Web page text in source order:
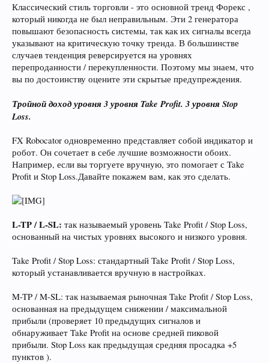
Классический стиль торговли - это основной тренд Форекс ,
который никогда не был неправильным. Эти 2 генератора
повышают безопасность системы, так как их сигналы всегда
указывают на критическую точку тренда. В большинстве
случаев тенденция реверсируется на уровнях
перепроданности / перекупленности. Поэтому мы знаем, что
вы по достоинству оцените эти скрытые предупреждения.
Тройной доход уровня 3 уровня Take Profit. 3 уровня Stop
Loss.
FX Robocator одновременно представляет собой индикатор и
робот. Он сочетает в себе лучшие возможности обоих.
Например, если вы торгуете вручную, это помогает с Take
Profit и Stop Loss.Давайте покажем вам, как это сделать.
L-TP / L-SL: так называемый уровень Take Profit / Stop Loss,
основанный на чистых уровнях высокого и низкого уровня.
Take Profit / Stop Loss: стандартный Take Profit / Stop Loss,
который устанавливается вручную в настройках.
M-TP / M-SL: так называемая рыночная Take Profit / Stop Loss,
основанная на предыдущем снижении / максимальной
прибыли (проверяет 10 предыдущих сигналов и
обнаруживает Take Profit на основе средней пиковой
прибыли. Stop Loss как предыдущая средняя просадка +5
пунктов ).